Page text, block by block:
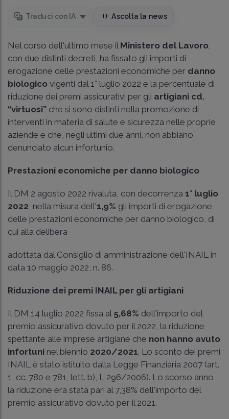
Traduci con IA Ascolta la news
Nel corso dell'ultimo mese il Ministero del Lavoro
con due distinti decreti, ha fissato gli importi di
erogazione delle prestazioni economiche per danno
biologico vigenti dal 1° luglio 2022 e la percentuale di
riduzione dei premi assicurativi per gli artigiani cd.
“virtuosi” che si sono distinti nella promozione di
interventi in materia di salute e sicurezza nelle proprie
aziende e che, negli ultimi due anni, non abbiano
denunciato alcun infortunio.
Prestazioni economiche per danno biologico
Il DM 2 agosto 2022 rivaluta, con decorrenza 1° luglio
2022 , nella misura dell'1,9% gli importi di erogazione
delle prestazioni economiche per danno biologico, di
cui alla delibera
adottata dal Consiglio di amministrazione dell'INAIL in
data 10 maggio 2022, n. 86.
Riduzione dei premi INAIL per gli artigiani
Il DM 14 luglio 2022 fissa al 5,68% dell'importo del
premio assicurativo dovuto per il 2022, la riduzione
spettante alle imprese artigiane che non hanno avuto
infortuni nel biennio 2020/2021. Lo sconto dei premi
INAIL è stato istituito dalla Legge Finanziaria 2007 (art.
1, cc. 780 e 781, lett. b), L 296/2006). Lo scorso anno
la riduzione era stata pari al 7,38% dell'importo del
premio assicurativo dovuto per il 2021.